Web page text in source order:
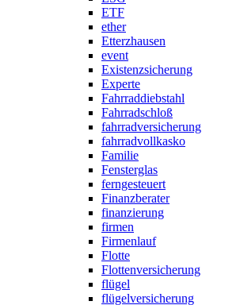
ETF
ether
Etterzhausen
event
Existenzsicherung
Experte
Fahrraddiebstahl
Fahrradschloß
fahrradversicherung
fahrradvollkasko
Familie
Fensterglas
ferngesteuert
Finanzberater
finanzierung
firmen
Firmenlauf
Flotte
Flottenversicherung
flügel
flügelversicherung